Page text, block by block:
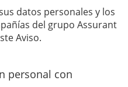
datos personales y los
del grupo Assurant
Aviso.
personal con